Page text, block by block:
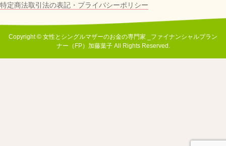
特定商法取引法の表記・プライバシーポリシー
Copyright © 女性とシングルマザーのお金の専門家 _ファイナンシャルプラン
ナー（FP）加藤葉子 All Rights Reserved.